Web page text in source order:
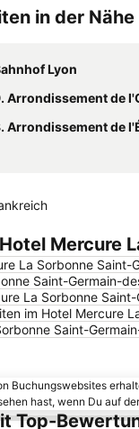
in der Nähe
Lyon
Arrondissement de
Arrondissement de
Mercure
La Sorbonne Saint-
Saint-Germain-
La Sorbonne
im Hotel Mercure
Saint-
Buchungswebsites
hast, wenn Du auf
Top-